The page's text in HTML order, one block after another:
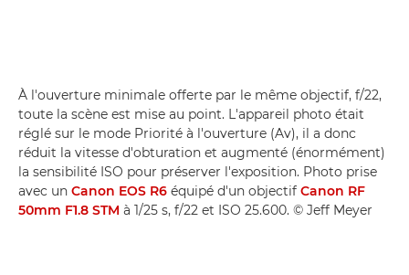
À l'ouverture minimale offerte par le même objectif, f/22,
toute la scène est mise au point. L'appareil photo était
réglé sur le mode Priorité à l'ouverture (Av), il a donc
réduit la vitesse d'obturation et augmenté (énormément)
la sensibilité ISO pour préserver l'exposition. Photo prise
avec un Canon EOS R6 équipé d'un objectif Canon RF
50mm F1.8 STM à 1/25 s, f/22 et ISO 25.600. © Jeff Meyer